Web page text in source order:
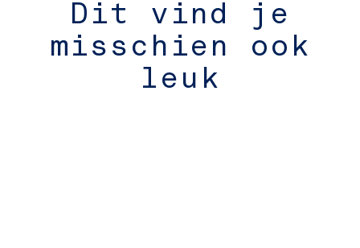
Dit vind je
misschien ook
leuk